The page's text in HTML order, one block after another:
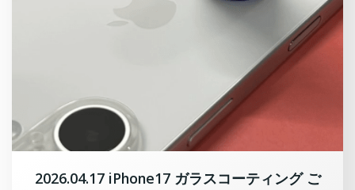
2026.04.17 iPhone17 ガラスコーティング ご